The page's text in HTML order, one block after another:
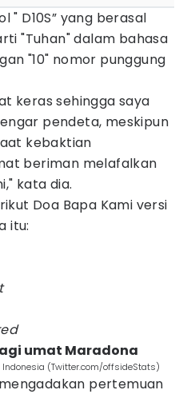
" D10S” yang berasal
"Tuhan" dalam bahasa
"10" nomor punggung
keras sehingga saya
pendeta, meskipun
kebaktian
beriman melafalkan
kata dia.
Doa Bapa Kami versi
itu:
umat Maradona
(Twitter.com/offsideStats)
pertemuan